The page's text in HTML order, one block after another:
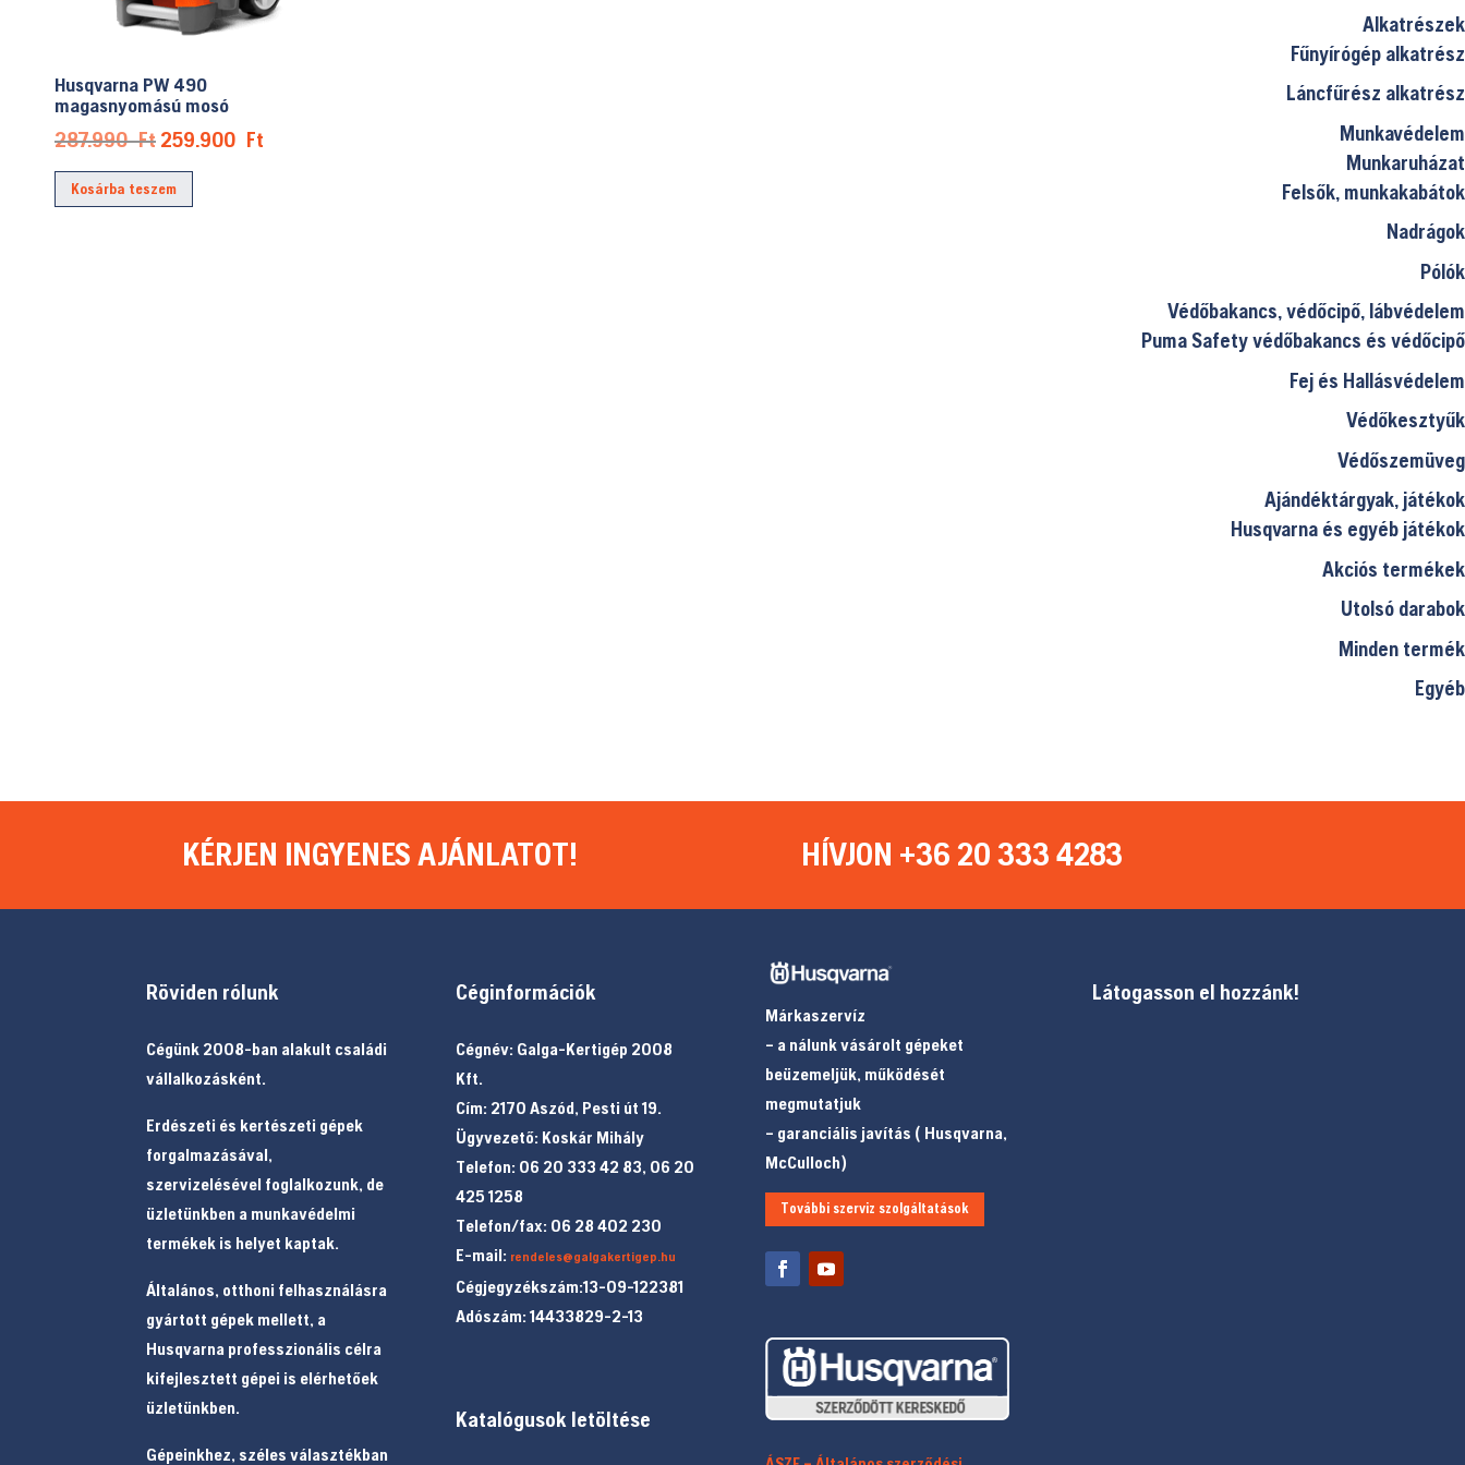
Husqvarna PW 490
magasnyomású mosó
287.990Ft Original
price
was:
259.900 Ft
Kosárba teszem
Alkatrészek
Fűnyírógép alkatrész
Láncfűrész alkatrész
Munkavédelem
Munkaruházat
Felsők, munkakabátok
Nadrágok
Pólók
Védőbakancs, védőcipő, lábvédelem
Puma Safety védőbakancs és védőcipő
Fej és Hallásvédelem
Védőkesztyűk
Védőszemüveg
Ajándéktárgyak, játékok
Husqvarna és egyéb játékok
Akciós termékek
Utolsó darabok
Minden termék
Egyéb
KÉRJEN INGYENES AJÁNLATOT! HÍVJON +36 20 333 4283
Röviden rólunk
Cégünk 2008-ban alakult családi
vállalkozásként.
Erdészeti és kertészeti gépek
forgalmazásával,
szervizelésével foglalkozunk, de
üzletünkben a munkavédelmi
termékek is helyet kaptak.
Általános, otthoni felhasználásra
gyártott gépek mellett, a
Husqvarna professzionális célra
kifejlesztett gépei is elérhetőek
üzletünkben.
Gépeinkhez, széles választékban
Céginformációk
Cégnév: Galga-Kertigép 2008
Kft.
Cím: 2170 Aszód, Pesti út 19.
Ügyvezető: Koskár Mihály
Telefon: 06 20 333 42 83, 06 20
425 1258
Telefon/fax: 06 28 402 230
E-mail: rendeles@galgakertigep.hu
Cégjegyzékszám:13-09-122381
Adószám: 14433829-2-13
Katalógusok letöltése
Márkaszervíz
– a nálunk vásárolt gépeket
beüzemeljük, működését
megmutatjuk
– garanciális javítás ( Husqvarna,
McCulloch)
További szerviz szolgáltatások
Látogasson el hozzánk!